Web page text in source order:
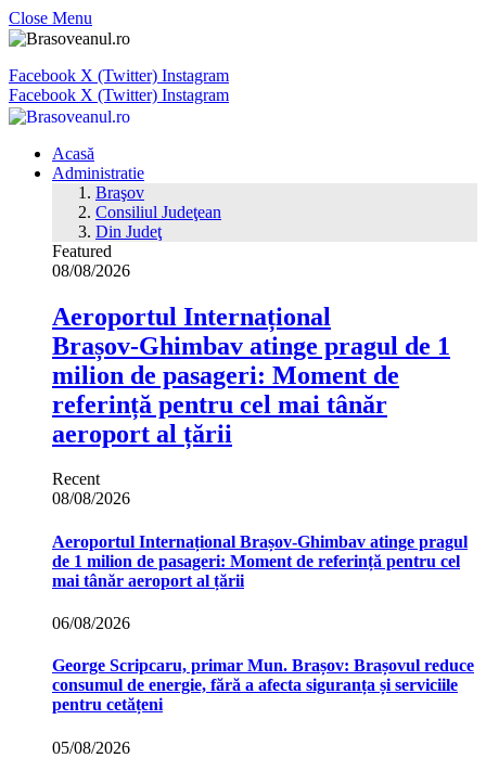
Close Menu
Facebook X (Twitter) Instagram
Facebook X (Twitter) Instagram
Acasă
Administratie
Braşov
Consiliul Judeţean
Din Judeţ
Featured
08/08/2026
Aeroportul Internațional
Brașov‑Ghimbav atinge pragul de 1
milion de pasageri: Moment de
referință pentru cel mai tânăr
aeroport al țării
Recent
08/08/2026
Aeroportul Internațional Brașov‑Ghimbav atinge pragul
de 1 milion de pasageri: Moment de referință pentru cel
mai tânăr aeroport al țării
06/08/2026
George Scripcaru, primar Mun. Brașov: Brașovul reduce
consumul de energie, fără a afecta siguranța și serviciile
pentru cetățeni
05/08/2026